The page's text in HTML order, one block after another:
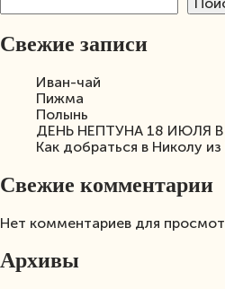
Свежие записи
Иван-чай
Пижма
Полынь
ДЕНЬ НЕПТУНА 18 ИЮЛЯ
Как добраться в Николу
Свежие комментарии
Нет комментариев для
Архивы